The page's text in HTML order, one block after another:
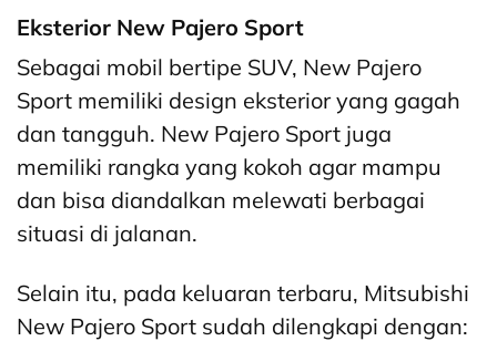
Eksterior New Pajero Sport
Sebagai mobil bertipe SUV, New Pajero
Sport memiliki design eksterior yang gagah
dan tangguh. New Pajero Sport juga
memiliki rangka yang kokoh agar mampu
dan bisa diandalkan melewati berbagai
situasi di jalanan.
Selain itu, pada keluaran terbaru, Mitsubishi
New Pajero Sport sudah dilengkapi dengan: